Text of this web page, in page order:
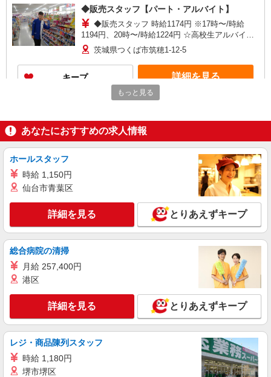
◆販売スタッフ【パート・アルバイト】
◆販売スタッフ 時給1174円 ※17時〜/時給
1194円、20時〜/時給1224円 ☆高校生アルバイト
は時給1074円（時間帯加給なし） 昇格に応じて＋
20〜200円昇給あり （大学生は＋20円まで） ※高
校生は対象外
茨城県つくば市筑穂1-12-5
キープ 詳細を見る
◆販売スタッフ【パート・アルバイト】
◆販売スタッフ 時給1274円 ※22時〜/時給
1593円 ※深夜割増含む ※高校卒業以上 昇格に応
じて＋20〜200円昇給あり （大学生は＋20円ま
詳細を見る
アルバイト パート
イング
茨城県つくば市研究学園5丁目19番 イーアス
つくば
キープ 詳細を見る
アルバイト パート
レトロガール
もっと見る
あなたにおすすめの求人情報
ホールスタッフ
時給 1,150円
仙台市青葉区
詳細を見る とりあえずキープ
総合病院の清掃
月給 257,400円
港区
詳細を見る とりあえずキープ
レジ・商品陳列スタッフ
時給 1,180円
堺市堺区